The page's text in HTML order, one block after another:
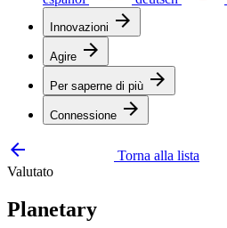
Innovazioni arrow_forward
Agire arrow_forward
Per saperne di più arrow_forward
Connessione arrow_forward
arrow_backward
Torna alla lista
Valutato
Planetary